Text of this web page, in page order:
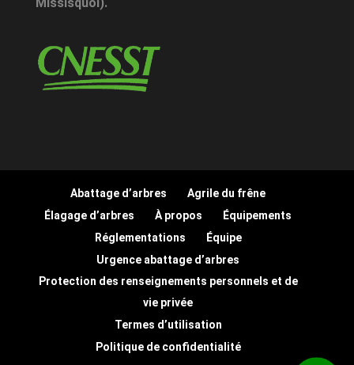
Missisquoi).
Abattage d’arbres
Agrile du frêne
Élagage d’arbres
À propos
Équipements
Réglementations
Équipe
Urgence abattage d’arbres
Protection des renseignements personnels et de
vie privée
Termes d’utilisation
Politique de confidentialité